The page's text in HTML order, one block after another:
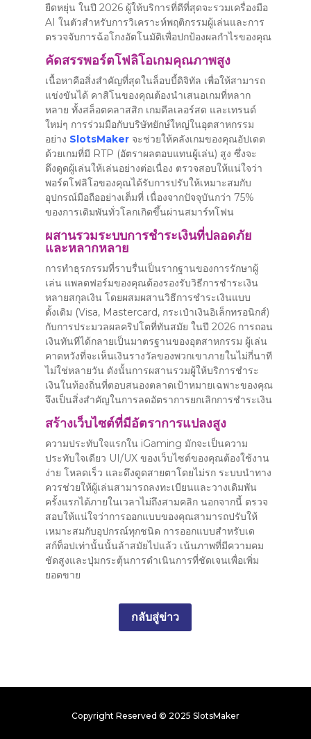
ยืดหยุ่น ในปี 2026 ผู้ให้บริการที่ดีที่สุดจะรวมเครื่องมือ
AI ในตัวสำหรับการวิเคราะห์พฤติกรรมผู้เล่นและการ
ตรวจจับการฉ้อโกงอัตโนมัติเพื่อปกป้องผลกำไรของคุณ
คัดสรรพอร์ตโฟลิโอเกมคุณภาพสูง
เนื้อหาคือสิ่งสำคัญที่สุดในล็อบบี้ดิจิทัล เพื่อให้สามารถ
แข่งขันได้ คาสิโนของคุณต้องนำเสนอเกมที่หลาก
หลาย ทั้งสล็อตคลาสสิก เกมดีลเลอร์สด และเทรนด์
ใหม่ๆ การร่วมมือกับบริษัทยักษ์ใหญ่ในอุตสาหกรรม
อย่าง SlotsMakerจะช่วยให้คลังเกมของคุณอัปเดต
ด้วยเกมที่มี RTP (อัตราผลตอบแทนผู้เล่น) สูง ซึ่งจะ
ดึงดูดผู้เล่นให้เล่นอย่างต่อเนื่อง ตรวจสอบให้แน่ใจว่า
พอร์ตโฟลิโอของคุณได้รับการปรับให้เหมาะสมกับ
อุปกรณ์มือถืออย่างเต็มที่ เนื่องจากปัจจุบันกว่า 75%
ของการเดิมพันทั่วโลกเกิดขึ้นผ่านสมาร์ทโฟน
ผสานรวมระบบการชำระเงินที่ปลอดภัย
และหลากหลาย
การทำธุรกรรมที่ราบรื่นเป็นรากฐานของการรักษาผู้
เล่น แพลตฟอร์มของคุณต้องรองรับวิธีการชำระเงิน
หลายสกุลเงิน โดยผสมผสานวิธีการชำระเงินแบบ
ดั้งเดิม (Visa, Mastercard, กระเป๋าเงินอิเล็กทรอนิกส์)
กับการประมวลผลคริปโตที่ทันสมัย ​​ในปี 2026 การถอน
เงินทันทีได้กลายเป็นมาตรฐานของอุตสาหกรรม ผู้เล่น
คาดหวังที่จะเห็นเงินรางวัลของพวกเขาภายในไม่กี่นาที
ไม่ใช่หลายวัน ดังนั้นการผสานรวมผู้ให้บริการชำระ
เงินในท้องถิ่นที่ตอบสนองตลาดเป้าหมายเฉพาะของคุณ
จึงเป็นสิ่งสำคัญในการลดอัตราการยกเลิกการชำระเงิน
สร้างเว็บไซต์ที่มีอัตราการแปลงสูง
ความประทับใจแรกใน iGaming มักจะเป็นความ
ประทับใจเดียว UI/UX ของเว็บไซต์ของคุณต้องใช้งาน
ง่าย โหลดเร็ว และดึงดูดสายตาโดยไม่รก ระบบนำทาง
ควรช่วยให้ผู้เล่นสามารถลงทะเบียนและวางเดิมพัน
ครั้งแรกได้ภายในเวลาไม่ถึงสามคลิก นอกจากนี้ ตรวจ
สอบให้แน่ใจว่าการออกแบบของคุณสามารถปรับให้
เหมาะสมกับอุปกรณ์ทุกชนิด การออกแบบสำหรับเด
สก์ท็อปเท่านั้นนั้นล้าสมัยไปแล้ว เน้นภาพที่มีความคม
ชัดสูงและปุ่มกระตุ้นการดำเนินการที่ชัดเจนเพื่อเพิ่ม
ยอดขาย
กลับสู่ข่าว
Copyright Reserved © 2025 SlotsMaker